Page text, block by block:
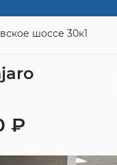
шоссе 30к1
₽